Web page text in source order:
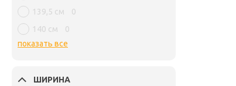
139,5 см
0
140 см
0
показать все
ШИРИНА